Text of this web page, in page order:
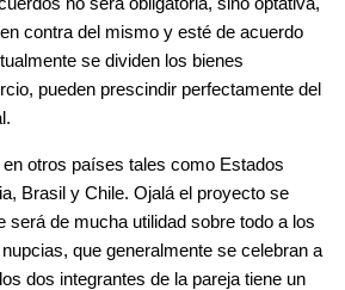
no será obligatoria, sino optativa,
contra del mismo y esté de acuerdo
se dividen los bienes
pueden prescindir perfectamente del
en otros países tales como Estados
Brasil y Chile. Ojalá el proyecto se
será de mucha utilidad sobre todo a los
nupcias, que generalmente se celebran a
dos integrantes de la pareja tiene un